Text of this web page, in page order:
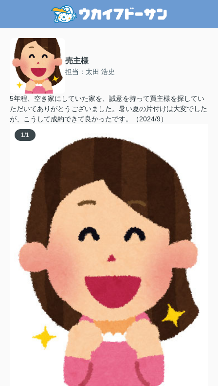
売主様
担当：太田 浩史
5年程、空き家にしていた家を、誠意を持って買主様を探してい
ただいてありがとうございました。暑い夏の片付けは大変でした
が、こうして成約できて良かったです。（2024/9）
1/1